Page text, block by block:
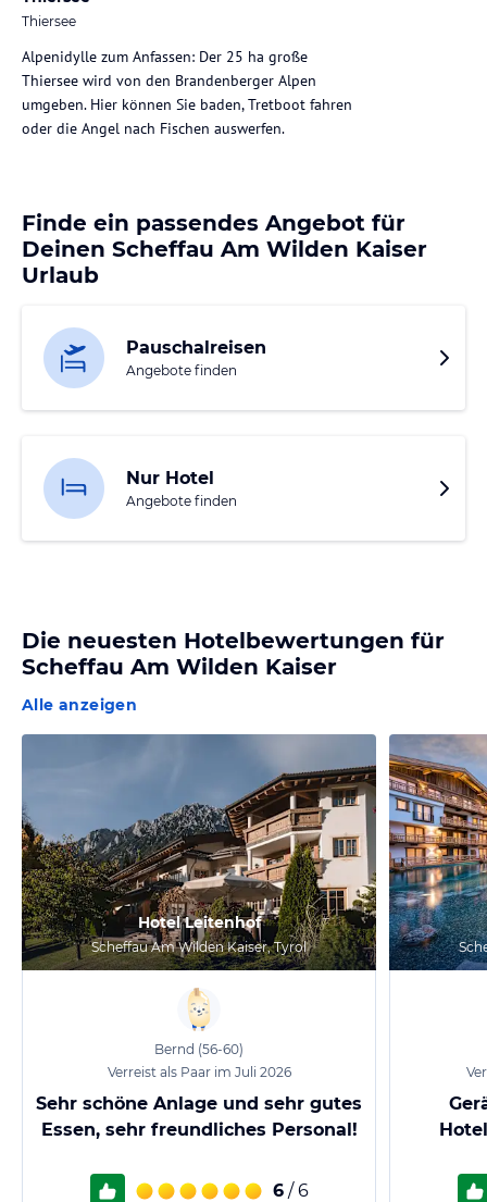
Thiersee
Alpenidylle zum Anfassen: Der 25 ha große
Thiersee wird von den Brandenberger Alpen
umgeben. Hier können Sie baden, Tretboot fahren
oder die Angel nach Fischen auswerfen.
Finde ein passendes Angebot für
Deinen Scheffau Am Wilden Kaiser
Urlaub
Pauschalreisen
Angebote finden
Nur Hotel
Angebote finden
Die neuesten Hotelbewertungen für
Scheffau Am Wilden Kaiser
Alle anzeigen
Hotel Leitenhof
Scheffau Am Wilden Kaiser, Tyrol
Bernd (56-60)
Verreist als Paar im Juli 2026
Sehr schöne Anlage und sehr gutes
Essen, sehr freundliches Personal!
6 / 6